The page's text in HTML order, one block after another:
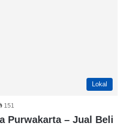
Lokal
151
Purwakarta – Jual Beli